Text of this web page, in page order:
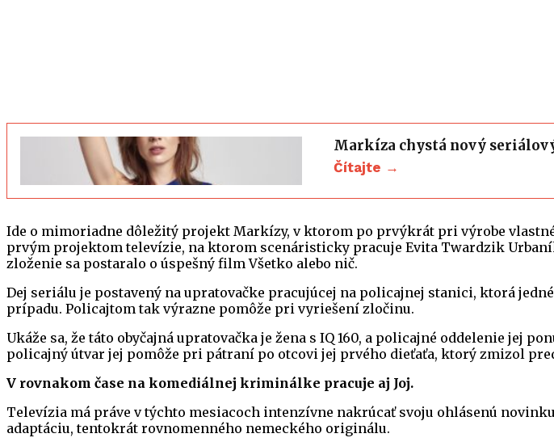
Markíza chystá nový
Čítajte →
Ide o mimoriadne dôležitý projekt Markízy, v ktorom po prvýkrát pri výrobe
prvým projektom televízie, na ktorom scenáristicky pracuje Evita Twardzik
zloženie sa postaralo o úspešný film Všetko alebo nič.
Dej seriálu je postavený na upratovačke pracujúcej na policajnej stanici, ktorá
prípadu. Policajtom tak výrazne pomôže pri vyriešení zločinu.
Ukáže sa, že táto obyčajná upratovačka je žena s IQ 160, a policajné oddelenie
policajný útvar jej pomôže pri pátraní po otcovi jej prvého dieťaťa, ktorý zmizol
V rovnakom čase na komediálnej kriminálke pracuje aj Joj.
Televízia má práve v týchto mesiacoch intenzívne nakrúcať svoju ohlásenú novinku
adaptáciu, tentokrát rovnomenného nemeckého originálu.